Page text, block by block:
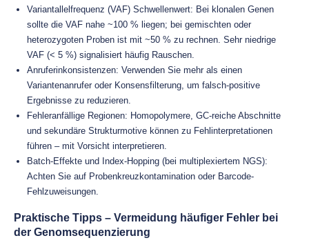
Variantallelfrequenz (VAF) Schwellenwert: Bei klonalen Genen
sollte die VAF nahe ~100 % liegen; bei gemischten oder
heterozygoten Proben ist mit ~50 % zu rechnen. Sehr niedrige
VAF (< 5 %) signalisiert häufig Rauschen.
Anruferinkonsistenzen: Verwenden Sie mehr als einen
Variantenanrufer oder Konsensfilterung, um falsch-positive
Ergebnisse zu reduzieren.
Fehleranfällige Regionen: Homopolymere, GC-reiche Abschnitte
und sekundäre Strukturmotive können zu Fehlinterpretationen
führen – mit Vorsicht interpretieren.
Batch-Effekte und Index-Hopping (bei multiplexiertem NGS):
Achten Sie auf Probenkreuzkontamination oder Barcode-
Fehlzuweisungen.
Praktische Tipps – Vermeidung häufiger Fehler bei
der Genomsequenzierung